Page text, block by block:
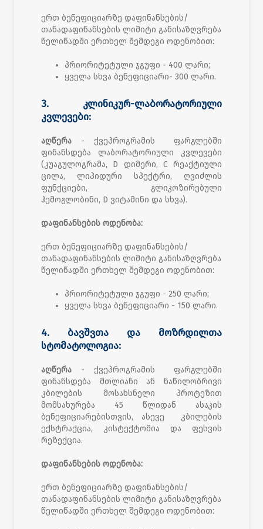
ერთ ბენეფიციარზე დაფინანსების/
თანადაფინანსების ლიმიტი განისაზღვრება
წელიწადში ერთხელ შემდეგი ოდენობით:
პრიორიტეტული ჯგუფი - 400 ლარი;
ყველა სხვა ბენეფიციარი- 300 ლარი.
3. კლინიკურ-ლაბორატორიული
კვლევები:
აღწერა - ქვეპროგრამის ფარგლებში
ფინანსდება ლაბორატორიული კვლევები
(კუაგულოგრამა, D დიმერი, C რეაქტიული
ცილა, ლიპიდური სპექტრი, ღვიძლის
ფუნქციები, გლიკოზირებული
ჰემოგლობინი, D ვიტამინი და სხვა).
დაფინანსების ოდენობა:
ერთ ბენეფიციარზე დაფინანსების/
თანადაფინანსების ლიმიტი განისაზღვრება
წელიწადში ერთხელ შემდეგი ოდენობით:
პრიორიტეტული ჯგუფი - 250 ლარი;
ყველა სხვა ბენეფიციარი - 150 ლარი.
4. ბავშვთა და მოზრდილთა
სტომატოლოგია:
აღწერა - ქვეპროგრამის ფარგლებში
ფინანსდება მთლიანი ან ნაწილობრივი
კბილების მოსახსნელი პროტეზით
მომსახურება 45 წლიდან ასაკის
ბენეფიციარებისთვის, ასევე კბილების
ექსტრაქცია, კისტექტომია და ფესვის
რეზექცია.
დაფინანსების ოდენობა:
ერთ ბენეფიციარზე დაფინანსების/
თანადაფინანსების ლიმიტი განისაზღვრება
წელიწადში ერთხელ შემდეგი ოდენობით: